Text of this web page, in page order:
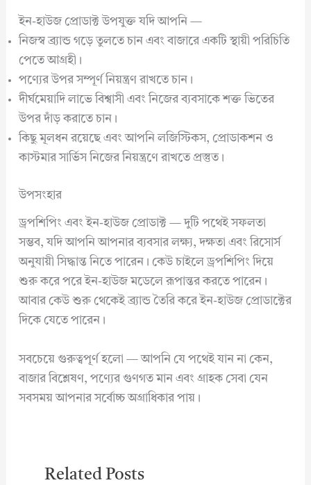
ইন-হাউজ প্রোডাক্ট উপযুক্ত যদি আপনি —
নিজস্ব ব্র্যান্ড গড়ে তুলতে চান এবং বাজারে একটি স্থায়ী পরিচিতি
পেতে আগ্রহী।
পণ্যের উপর সম্পূর্ণ নিয়ন্ত্রণ রাখতে চান।
দীর্ঘমেয়াদি লাভে বিশ্বাসী এবং নিজের ব্যবসাকে শক্ত ভিতের
উপর দাঁড় করাতে চান।
কিছু মূলধন রয়েছে এবং আপনি লজিস্টিকস, প্রোডাকশন ও
কাস্টমার সার্ভিস নিজের নিয়ন্ত্রণে রাখতে প্রস্তুত।
উপসংহার
ড্রপশিপিং এবং ইন-হাউজ প্রোডাক্ট — দুটি পথেই সফলতা
সম্ভব, যদি আপনি আপনার ব্যবসার লক্ষ্য, দক্ষতা এবং রিসোর্স
অনুযায়ী সিদ্ধান্ত নিতে পারেন। কেউ চাইলে ড্রপশিপিং দিয়ে
শুরু করে পরে ইন-হাউজ মডেলে রূপান্তর করতে পারেন।
আবার কেউ শুরু থেকেই ব্র্যান্ড তৈরি করে ইন-হাউজ প্রোডাক্টের
দিকে যেতে পারেন।
সবচেয়ে গুরুত্বপূর্ণ হলো — আপনি যে পথেই যান না কেন,
বাজার বিশ্লেষণ, পণ্যের গুণগত মান এবং গ্রাহক সেবা যেন
সবসময় আপনার সর্বোচ্চ অগ্রাধিকার পায়।
Related Posts